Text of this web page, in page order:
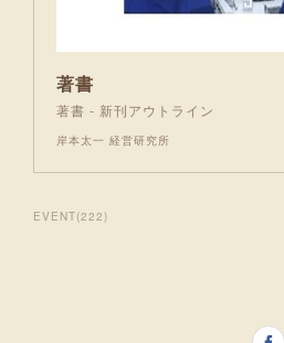
著書
著書 - 新刊アウトライン
岸本太一 経営研究所
EVENT(222)